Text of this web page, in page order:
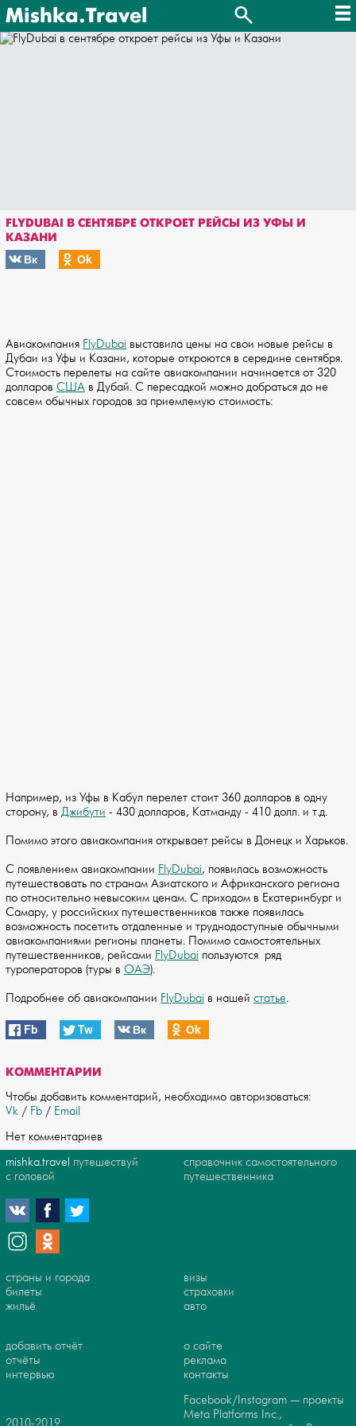
Mishka.Travel
FLYDUBAI В СЕНТЯБРЕ ОТКРОЕТ РЕЙСЫ ИЗ УФЫ И
КАЗАНИ
Вк
Оk
Авиакомпания FlyDubai выставила цены на свои новые рейсы в
Дубаи из Уфы и Казани, которые откроются в середине сентября.
Стоимость перелеты на сайте авиакомпании начинается от 320
долларов США в Дубай. С пересадкой можно добраться до не
совсем обычных городов за приемлемую стоимость:
Например, из Уфы в Кабул перелет стоит 360 долларов в одну
сторону, в Джибути - 430 долларов, Катманду - 410 долл. и т.д.
Помимо этого авиакомпания открывает рейсы в Донецк и Харьков.
С появлением авиакомпании FlyDubai, появилась возможность
путешествовать по странам Азиатского и Африканского региона
по относительно невысоким ценам. С приходом в Екатеринбург и
Самару, у российских путешественников также появилась
возможность посетить отдаленные и труднодоступные обычными
авиакомпаниями регионы планеты. Помимо самостоятельных
путешественников, рейсами FlyDubai пользуются ряд
туроператоров (туры в ОАЭ).
Подробнее об авиакомпании FlyDubai в нашей статье.
Fb Tw Вк Оk
КОММЕНТАРИИ
Чтобы добавить комментарий, необходимо авторизоваться:
Vk / Fb / Email
Нет комментариев
mishka.travel путешествуй
с головой
справочник самостоятельного
путешественника
страны и города
билеты
жильё
визы
страховки
авто
добавить отчёт
отчёты
интервью
о сайте
реклама
контакты
Facebook/Instagram — проекты
Meta Platforms Inc.,